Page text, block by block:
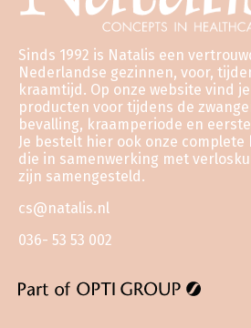
Sinds 1992 is Natalis een
Nederlandse gezinnen, voor,
kraamtijd. Op onze website vind
producten voor tijdens de
bevalling, kraamperiode en
Je bestelt hier ook onze
die in samenwerking met
zijn samengesteld.
cs@natalis.nl
036- 53 53 002